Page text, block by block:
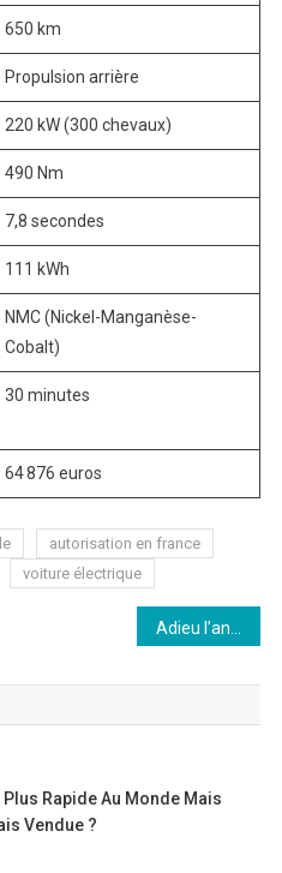
650 km
Propulsion arrière
220 kW (300 chevaux)
490 Nm
7,8 secondes
111 kWh
NMC (Nickel-Manganèse-
Cobalt)
30 minutes
64 876 euros
autorisation en france
voiture électrique
Rapide Au Monde Mais
Vendue ?